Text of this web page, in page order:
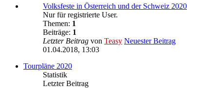
Volksfeste in Österreich und der Schweiz 2020
Nur für registrierte User.
Themen: 1
Beiträge: 1
Letzter Beitrag von Teasy Neuester Beitrag
01.04.2018, 13:03
Tourpläne 2020
Statistik
Letzter Beitrag